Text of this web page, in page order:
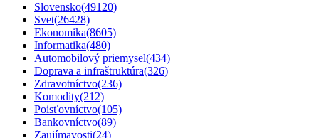
Slovensko(49120)
Svet(26428)
Ekonomika(8605)
Informatika(480)
Automobilový priemysel(434)
Doprava a infraštruktúra(326)
Zdravotníctvo(236)
Komodity(212)
Poisťovníctvo(105)
Bankovníctvo(89)
Zaujímavosti(24)